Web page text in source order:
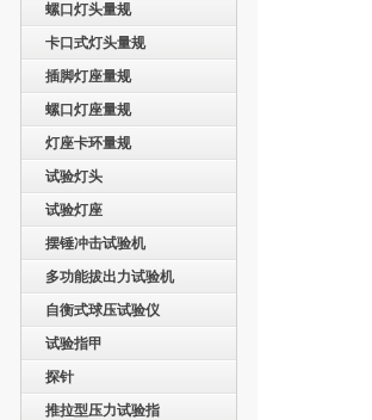
螺口灯头量规
卡口式灯头量规
插脚灯座量规
螺口灯座量规
灯座卡环量规
试验灯头
试验灯座
摆锤冲击试验机
多功能拔出力试验机
自衡式球压试验仪
试验指甲
探针
推拉型压力试验指